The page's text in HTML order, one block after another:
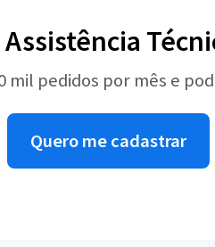
mil pedidos por mês e
Quero me cadastrar